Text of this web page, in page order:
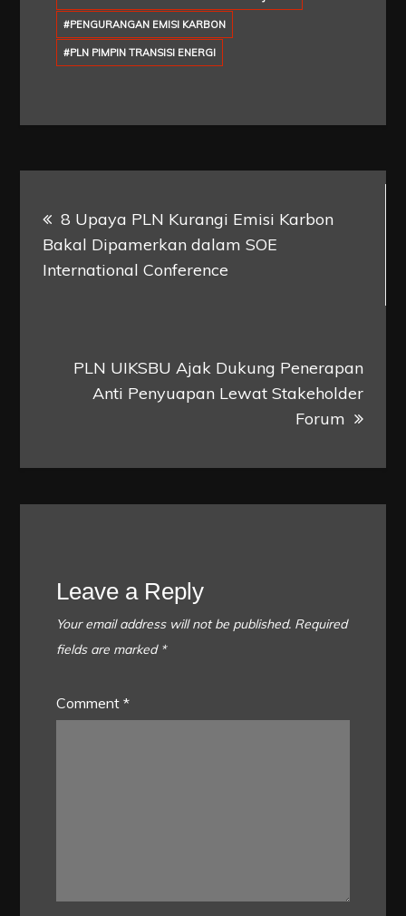
#PENGURANGAN EMISI KARBON
#PLN PIMPIN TRANSISI ENERGI
navigation
8 Upaya PLN Kurangi Emisi Karbon
Bakal Dipamerkan dalam SOE
International Conference
PLN UIKSBU Ajak Dukung Penerapan
Anti Penyuapan Lewat Stakeholder
Forum
Leave a Reply
Your email address will not be published. Required
fields are marked *
Comment*